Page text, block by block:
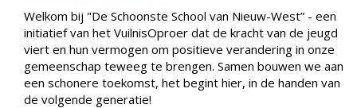
Welkom bij "De Schoonste School van Nieuw-West” - een
initiatief van het VuilnisOproer dat de kracht van de jeugd
viert en hun vermogen om positieve verandering in onze
gemeenschap teweeg te brengen. Samen bouwen we aan
een schonere toekomst, het begint hier, in de handen van
de volgende generatie!